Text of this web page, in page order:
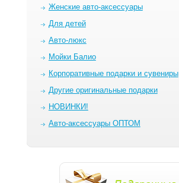
Женские авто-аксессуары
Для детей
Авто-люкс
Мойки Балио
Корпоративные подарки и сувениры
Другие оригинальные подарки
НОВИНКИ!
Авто-аксессуары ОПТОМ